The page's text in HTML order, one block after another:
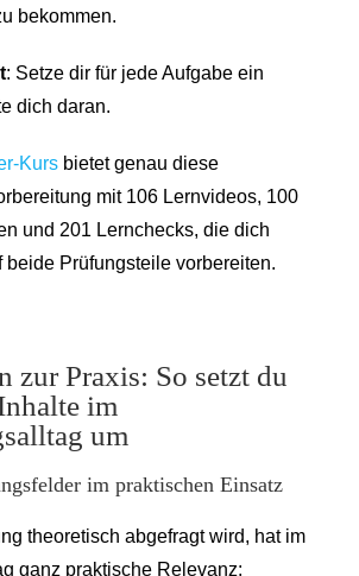
bekommen.
: Setze dir für jede Aufgabe ein
dich daran.
Kurs bietet genau diese
mit 106 Lernvideos, 100
und 201 Lernchecks, die dich
beide Prüfungsteile vorbereiten.
zur Praxis: So setzt du
im
um
im praktischen Einsatz
theoretisch abgefragt wird, hat im
ganz praktische Relevanz: